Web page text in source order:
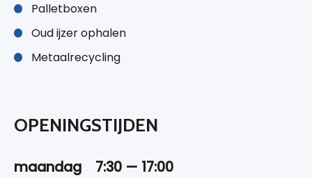
Palletboxen
Oud ijzer ophalen
Metaalrecycling
OPENINGSTIJDEN
maandag 7:30 — 17:00